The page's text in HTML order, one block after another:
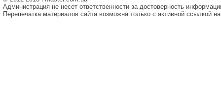
Администрация не несет ответственности за достоверность
Перепечатка материалов сайта возможна только с активной ссылкой